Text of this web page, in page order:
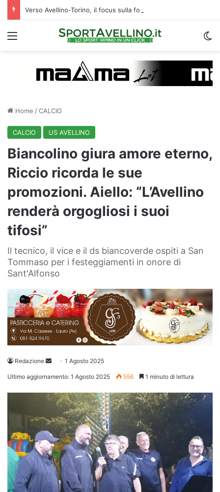
Verso Avellino-Torino, il focus sulla formazione granata
Menu
Home /CALCIO
CALCIO US AVELLINO
Biancolino giura amore eterno,
Riccio ricorda le sue
promozioni. Aiello: “L’Avellino
renderà orgogliosi i suoi
tifosi”
Il tecnico, il vice e il ds biancoverde ospiti a San
Tommaso per i festeggiamenti in onore di
Sant'Alfonso
Redazione
Invia 1 Agosto 2025
Ultimo aggiornamento: 1 Agosto 2025 556 1 minuto di lettura